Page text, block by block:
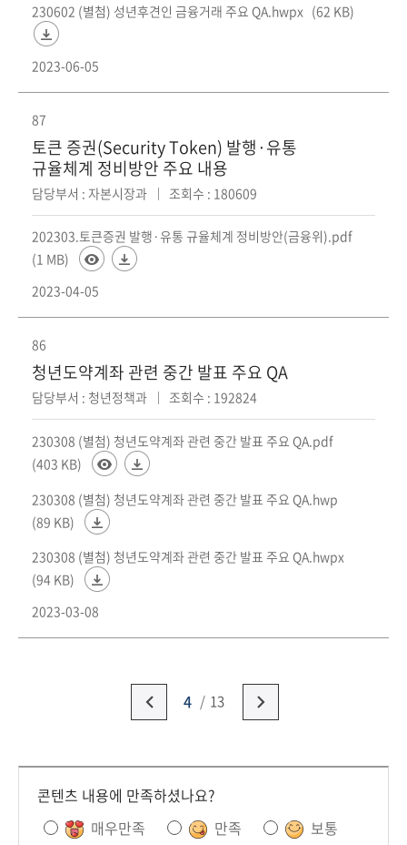
230602 (별첨) 성년후견인 금융거래 주요 QA.hwpx (62 KB)
2023-06-05
87
토큰 증권(Security Token) 발행·유통
규율체계 정비방안 주요 내용
담당부서 : 자본시장과 조회수 : 180609
202303.토큰증권 발행·유통 규율체계 정비방안(금융위).pdf
(1 MB)
2023-04-05
86
청년도약계좌 관련 중간 발표 주요 QA
담당부서 : 청년정책과 조회수 : 192824
230308 (별첨) 청년도약계좌 관련 중간 발표 주요 QA.pdf
(403 KB)
230308 (별첨) 청년도약계좌 관련 중간 발표 주요 QA.hwp
(89 KB)
230308 (별첨) 청년도약계좌 관련 중간 발표 주요 QA.hwpx
(94 KB)
2023-03-08
4 13
콘텐츠 내용에 만족하셨나요?
매우만족
만족
보통